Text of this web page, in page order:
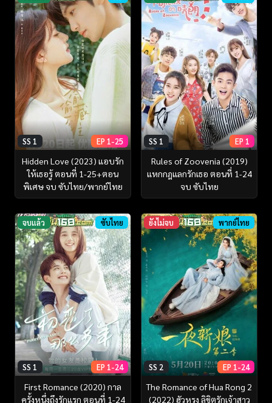
SS 1 EP 1-25
Hidden Love (2023) แอบรัก
ให้เธอรู้ ตอนที่ 1-25+ตอน
พิเศษ จบ ซับไทย/พากย์ไทย
SS 1 EP 1
Rules of Zoovenia (2019)
แหกกฎแลกรักเธอ ตอนที่ 1-24
จบ ซับไทย
จบแล้ว ซับไทย
SS 1 EP 1-24
First Romance (2020) กาล
ครั้งหนึ่งถึงรักแรก ตอนที่ 1-24
ยังไม่จบ พากย์ไทย
SS 2 EP 1-24
The Romance of Hua Rong 2
(2022) ฮัวหรง ลิขิตรักเจ้าสาว